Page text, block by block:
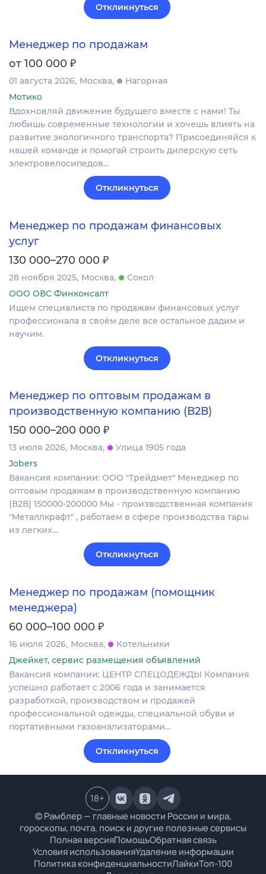
Откликнуться
Менеджер по продажам
от 100 000 ₽
01 августа 2026 Москва
Нагорная
Мотико
Вдохновляй движение будущего вместе с нами! Ты
любишь современные технологии и хочешь влиять на
развитие экологичного транспорта? Присоединяйся к
нашей команде и помогай строить дилерскую сеть
электровелосипедов…
Откликнуться
Менеджер по продажам финансовых
услуг
130 000–270 000 ₽
28 ноября 2025 Москва
Сокол
ООО ОВС Финконсалт
Ищем специалиста по продажам финансовых услуг
профессионала в своём деле все остальное дадим и
научим.
Откликнуться
Менеджер по оптовым продажам в
производственную компанию (В2В)
150 000–200 000 ₽
13 июля 2026 Москва
Улица 1905 года
Jobers
Вакансия компании: ООО "Трейдмет" Менеджер по
оптовым продажам в производственную компанию
(В2В) 150000-200000 Мы - производственная компания
"Металлкрафт" , работаем в сфере производства тары
из легких…
Откликнуться
Менеджер по продажам (помощник
менеджера)
60 000–100 000 ₽
16 июля 2026 Москва
Котельники
Джейкет, сервис размещения объявлений
Вакансия компании: ЦЕНТР СПЕЦОДЕЖДЫ Компания
успешно работает с 2006 года и занимается
разработкой, производством и продажей
профессиональной одежды, специальной обуви и
портативными газоанализаторами…
Откликнуться
© Рамблер — главные новости России и мира,
гороскопы, почта, поиск и другие полезные сервисы
Полная версияПомощьОбратная связь
Условия использованияУдаление информации
Политика конфиденциальностиЛайкиТоп-100
18+